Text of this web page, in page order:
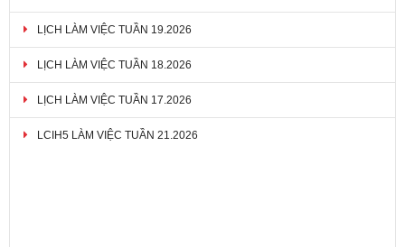
LỊCH LÀM VIỆC TUẦN 19.2026
LỊCH LÀM VIỆC TUẦN 18.2026
LỊCH LÀM VIỆC TUẦN 17.2026
LCIH5 LÀM VIỆC TUẦN 21.2026